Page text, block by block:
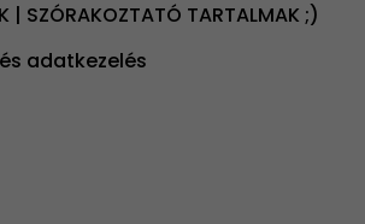
| SZÓRAKOZTATÓ TARTALMAK ;)
adatkezelés